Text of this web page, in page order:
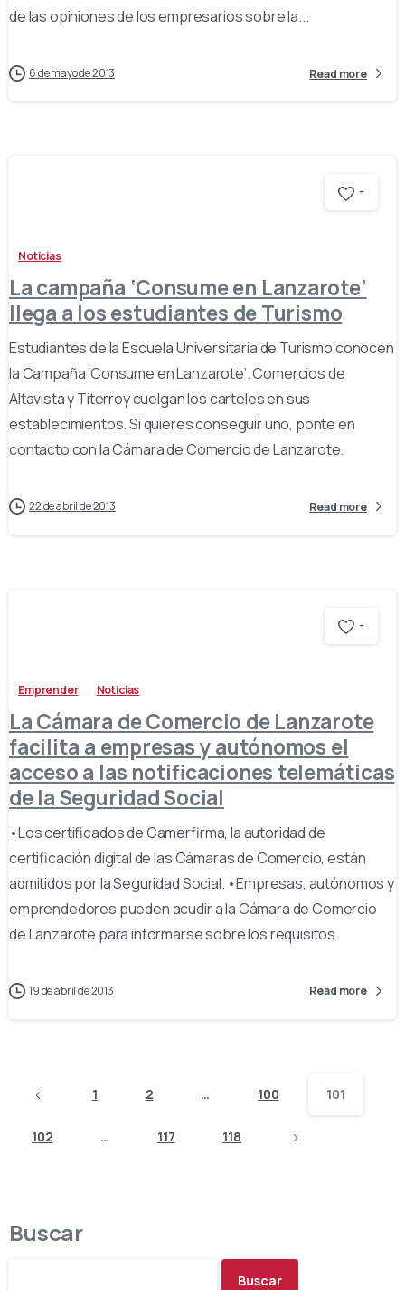
de las opiniones de los empresarios sobre la...
6 de mayo de 2013 Read more
-
Noticias
La campaña ‘Consume en Lanzarote’
llega a los estudiantes de Turismo
Estudiantes de la Escuela Universitaria de Turismo conocen
la Campaña ‘Consume en Lanzarote’. Comercios de
Altavista y Titerroy cuelgan los carteles en sus
establecimientos. Si quieres conseguir uno, ponte en
contacto con la Cámara de Comercio de Lanzarote.
22 de abril de 2013 Read more
-
Emprender Noticias
La Cámara de Comercio de Lanzarote
facilita a empresas y autónomos el
acceso a las notificaciones telemáticas
de la Seguridad Social
•Los certificados de Camerfirma, la autoridad de
certificación digital de las Cámaras de Comercio, están
admitidos por la Seguridad Social. •Empresas, autónomos y
emprendedores pueden acudir a la Cámara de Comercio
de Lanzarote para informarse sobre los requisitos.
19 de abril de 2013 Read more
1 2 … 100 101
102 … 117 118
Buscar
Buscar